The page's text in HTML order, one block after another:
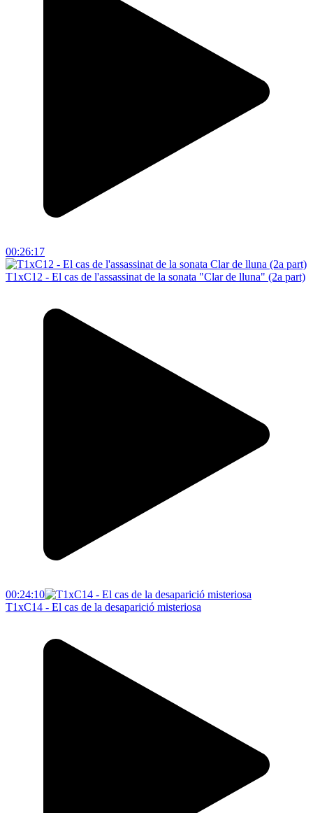
00:26:17
T1xC12 - El cas de l'assassinat de la sonata "Clar de lluna" (2a part)
00:24:10
T1xC14 - El cas de la desaparició misteriosa